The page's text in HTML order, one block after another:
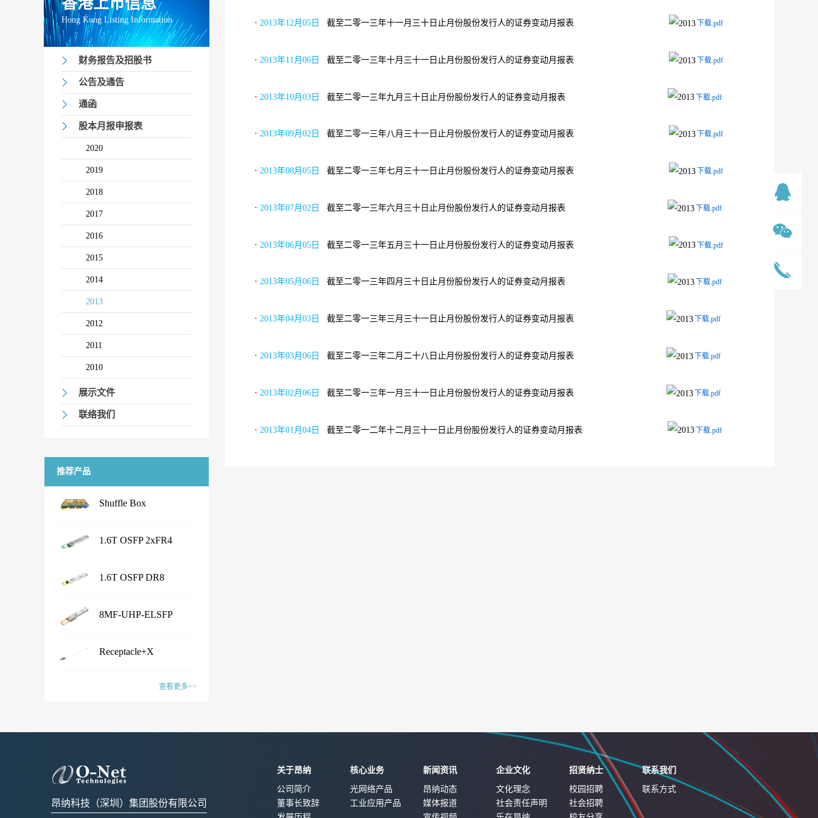
Hong Kong Listing Information
财务报告及招股书
公告及通告
通函
股本月报申报表
2020
2019
2018
2017
2016
2015
2014
2013
2012
2011
2010
展示文件
联络我们
推荐产品
Shuffle Box
Chassis Size：1U/2U/3U/4U/
LC /CS /SN /MPO /MMC /SN-
with smaller wiring space· Fiber
Aluminum alloy/ Zn-plate/
Switching System· Ultra-large-
High-performance Computing
(HPC) Supercomputing Center联
Sales@o-netcom.com
1.6T OSFP 2xFR4
Transceiver产品特性·
MSA compliant· CMIS5.2
1.6T OSFP DR8
Transceiver产品特性·
MSA compliant· CMIS 5.2
Dual MPO-12 or MPO-16应用
netcom.com
8MF-UHP-ELSFP
channel· Low power
consumption· Build in blind mate
optical and electrical connectors·
Polarization maintaining optical
Receptacle+X
性· Pull force 1-3N or
with IEC and Cisco
X:FA/fiber/capillary/collimator,
查看更多>>
· 2013年12月05日 截至二零一三年十一月三十日止月份股份发行人的证券变动月报表 下载.pdf
· 2013年11月06日 截至二零一三年十月三十一日止月份股份发行人的证券变动月报表 下载.pdf
· 2013年10月03日 截至二零一三年九月三十日止月份股份发行人的证券变动月报表 下载.pdf
· 2013年09月02日 截至二零一三年八月三十一日止月份股份发行人的证券变动月报表 下载.pdf
· 2013年08月05日 截至二零一三年七月三十一日止月份股份发行人的证券变动月报表 下载.pdf
· 2013年07月02日 截至二零一三年六月三十日止月份股份发行人的证券变动月报表 下载.pdf
· 2013年06月05日 截至二零一三年五月三十一日止月份股份发行人的证券变动月报表 下载.pdf
· 2013年05月06日 截至二零一三年四月三十日止月份股份发行人的证券变动月报表 下载.pdf
· 2013年04月03日 截至二零一三年三月三十一日止月份股份发行人的证券变动月报表 下载.pdf
· 2013年03月06日 截至二零一三年二月二十八日止月份股份发行人的证券变动月报表 下载.pdf
· 2013年02月06日 截至二零一三年一月三十一日止月份股份发行人的证券变动月报表 下载.pdf
· 2013年01月04日 截至二零一二年十二月三十一日止月份股份发行人的证券变动月报表 下载.pdf
昂纳科技（深圳）集团股份有限公司
关于昂纳
公司简介
董事长致辞
核心业务
光网络产品
工业应用产品
新闻资讯
昂纳动态
媒体报道
企业文化
文化理念
社会责任声明
招贤纳士
校园招聘
社会招聘
联系我们
联系方式